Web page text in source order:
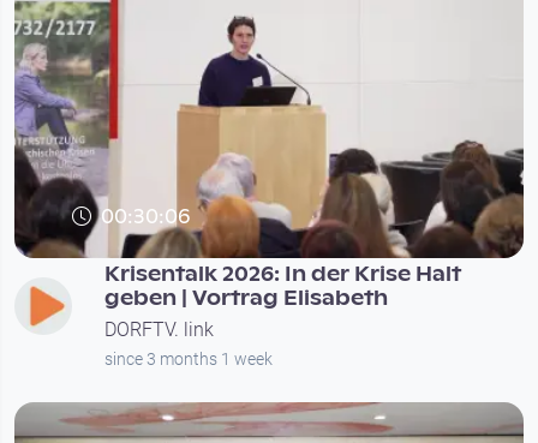
00:30:06
Krisentalk 2026: In der Krise Halt
geben | Vortrag Elisabeth
DORFTV. link
since 3 months 1 week